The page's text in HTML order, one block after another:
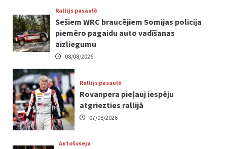
Rallijs pasaulē
Sešiem WRC braucējiem Somijas policija
piemēro pagaidu auto vadīšanas
aizliegumu
08/08/2026
Rallijs pasaulē
Rovanpera pieļauj iespēju
atgriezties rallijā
07/08/2026
Autošoseja